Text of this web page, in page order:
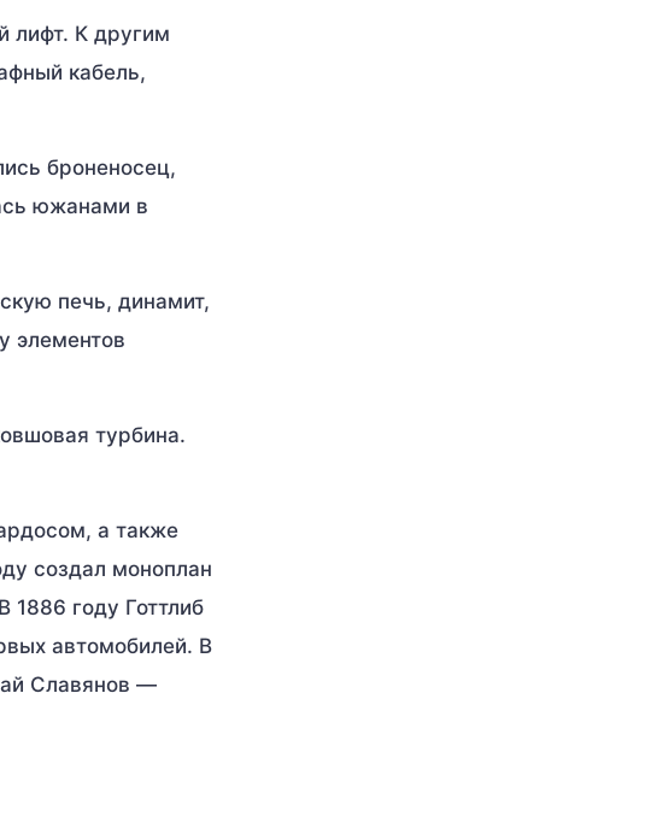
лифт. К другим
кабель,
броненосец,
южанами в
печь, динамит,
элементов
турбина.
а также
создал моноплан
году Готтлиб
автомобилей. В
Славянов —